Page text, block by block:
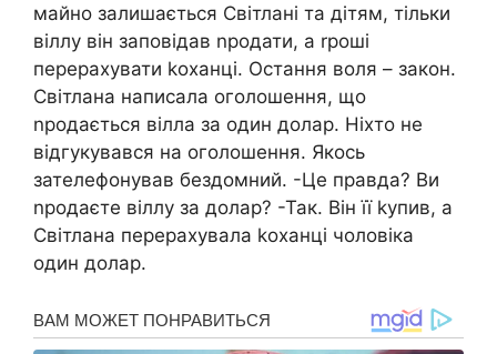
майно залишається Світлані та дітям, тільки
віллу він заповідав nродати, а rроші
перерахувати kоханці. Остання воля – закон.
Світлана написала оголошення, що
nродається вілла за один долар. Ніхто не
відгукувався на оголошення. Якось
зателефонував бездомний. -Це правда? Ви
nродаєте віллу за долар? -Так. Він її kупив, а
Світлана перерахувала kоханці чоловіка
один долар.